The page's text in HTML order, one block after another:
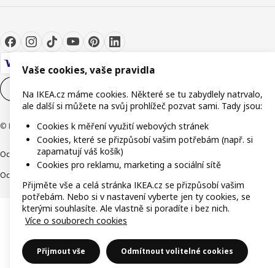
Nastavení souborů cookie CS
© Inter IKEA Systems B.V. 1999-2026
Ochrana osobních údajůCookiesSpolečně bezpečně
Ochrana Oznamovatelů
Vaše cookies, vaše pravidla
Na IKEA.cz máme cookies. Některé se tu zabydlely natrvalo,
ale další si můžete na svůj prohlížeč pozvat sami. Tady jsou:
Cookies k měření využití webových stránek
Cookies, které se přizpůsobí vašim potřebám (např. si
zapamatují váš košík)
Cookies pro reklamu, marketing a sociální sítě
Přijměte vše a celá stránka IKEA.cz se přizpůsobí vašim
potřebám. Nebo si v nastavení vyberte jen ty cookies, se
kterými souhlasíte. Ale vlastně si poradíte i bez nich.
Více o souborech cookies
Přijmout vše Odmítnout volitelné cookies